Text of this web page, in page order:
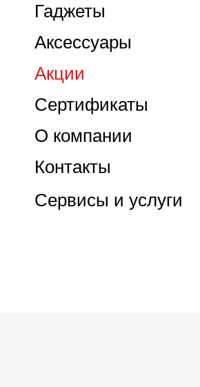
Контакты
О компании
Сертификаты
Акции
Аксессуары
Гаджеты
Сервисы и услуги